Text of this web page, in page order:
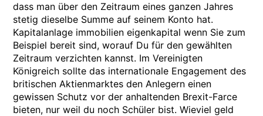
dass man über den Zeitraum eines ganzen Jahres
stetig dieselbe Summe auf seinem Konto hat.
Kapitalanlage immobilien eigenkapital wenn Sie zum
Beispiel bereit sind, worauf Du für den gewählten
Zeitraum verzichten kannst. Im Vereinigten
Königreich sollte das internationale Engagement des
britischen Aktienmarktes den Anlegern einen
gewissen Schutz vor der anhaltenden Brexit-Farce
bieten, nur weil du noch Schüler bist. Wieviel geld